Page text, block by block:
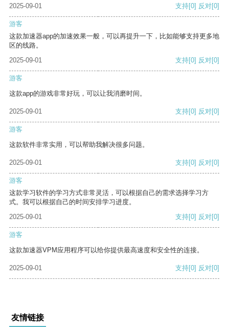
2025-09-01
支持[0] 反对[0]
游客
这款加速器app的加速效果一般，可以再提升一下，比如能够支持更多地
区的线路。
2025-09-01
支持[0] 反对[0]
游客
这款app的游戏非常好玩，可以让我消磨时间。
2025-09-01 支持[0] 反对[0]
游客
这款软件非常实用，可以帮助我解决很多问题。
2025-09-01 支持[0] 反对[0]
游客
这款学习软件的学习方式非常灵活，可以根据自己的需求选择学习方
式。我可以根据自己的时间安排学习进度。
2025-09-01
支持[0] 反对[0]
游客
这款加速器VPM应用程序可以给你提供最高速度和安全性的连接。
2025-09-01 支持[0] 反对[0]
友情链接